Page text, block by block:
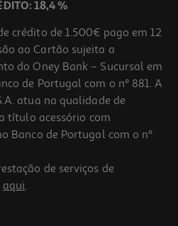
Pro 2 Ash Grey
18,4 %
crédito de 1.500€ pago em 12
ao Cartão sujeita a
do Oney Bank – Sucursal em
de Portugal com o nº 881. A
atua na qualidade de
título acessório com
Banco de Portugal com o nº
de serviços de
aqui.